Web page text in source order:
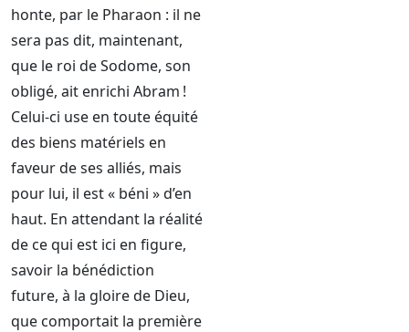
honte, par le Pharaon : il ne
sera pas dit, maintenant,
que le roi de Sodome, son
obligé, ait enrichi Abram !
Celui-ci use en toute équité
des biens matériels en
faveur de ses alliés, mais
pour lui, il est « béni » d’en
haut. En attendant la réalité
de ce qui est ici en figure,
savoir la bénédiction
future, à la gloire de Dieu,
que comportait la première